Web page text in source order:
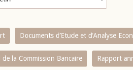
Documents d’Etude et d’Analyse
la Commission Bancaire Rapport